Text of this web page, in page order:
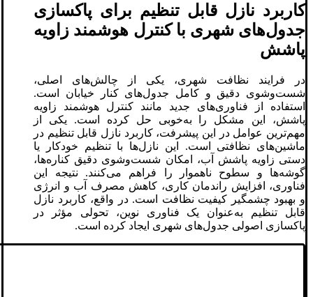
کاربرد نازل قابل تنظیم برای پاکسازی
جدول‌های شهری با کنترل هوشمند زاویه
پاشش
در فرایند نظافت شهری، یکی از چالش‌های اصلی،
شست‌وشوی دقیق و کامل جدول‌های کنار خیابان است.
استفاده از فناوری‌های جدید مانند کنترل هوشمند زاویه
پاشش، این مشکل را به‌خوبی حل کرده است. یکی از
مهم‌ترین عوامل در این پیشرفت، کاربرد نازل قابل تنظیم در
ماشین‌های نظافتی است. این نازل‌ها با تنظیم خودکار یا
دستی زاویه پاشش آب، امکان شست‌وشوی دقیق کناره‌ها،
گوشه‌ها و سطوح ناهموار را فراهم می‌کنند. نتیجه این
فناوری، افزایش راندمان کاری، کاهش مصرف آب و انرژی
و بهبود چشمگیر کیفیت نظافت است. در واقع، کاربرد نازل
قابل تنظیم به‌عنوان یک فناوری نوین، تحولی مؤثر در
پاکسازی اصولی جدول‌های شهری ایجاد کرده است.